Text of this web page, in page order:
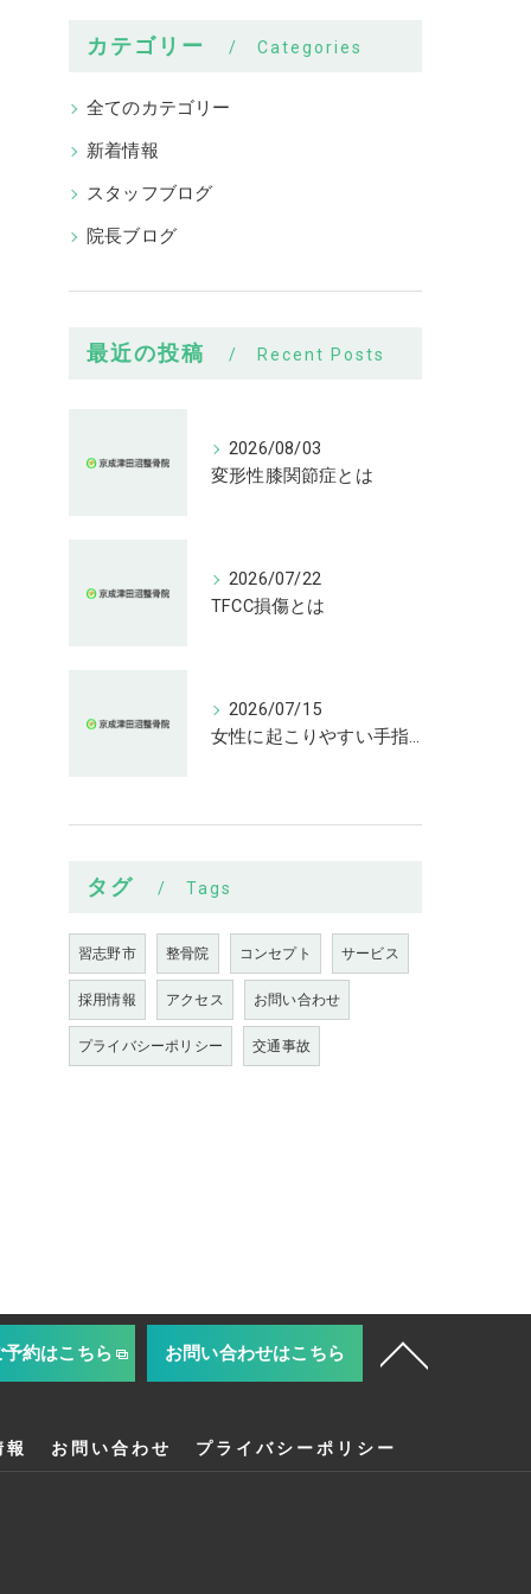
カテゴリー Categories
全てのカテゴリー
新着情報
スタッフブログ
院長ブログ
最近の投稿 Recent Posts
2026/08/03
変形性膝関節症とは
2026/07/22
TFCC損傷とは
2026/07/15
女性に起こりやすい手指の変形とは
タグ Tags
習志野市 整骨院 コンセプト サービス
採用情報 アクセス お問い合わせ
プライバシーポリシー 交通事故
予約はこちら お問い合わせはこちら
報 お問い合わせ プライバシーポリシー